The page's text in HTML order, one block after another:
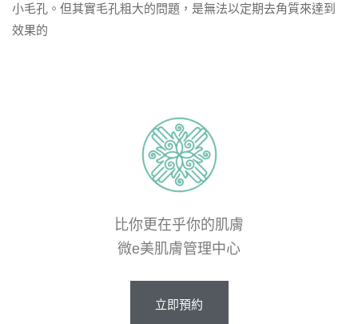
小毛孔。但其實毛孔粗大的問題，是無法以定期去角質來達到
效果的
比你更在乎你的肌膚
微e美肌膚管理中心
立即預約